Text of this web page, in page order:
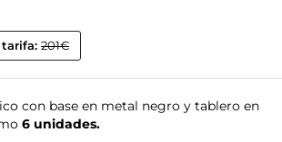
tarifa: 201€
con base en metal negro y tablero en
6 unidades.